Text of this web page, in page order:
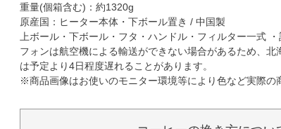
重量(個箱含む)：約1320g
原産国：ヒーター本体・下ボール置き / 中国製
上ボール・下ボール・フタ・ハンドル・フィルター一式
フォンは航空機による輸送ができない場合があるため、北
は予定より4日程度遅れることがあります。
※商品画像はお使いのモニター環境等により色など実際の